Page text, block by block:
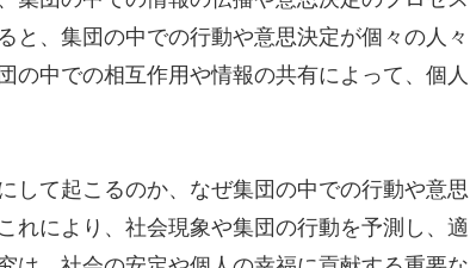
と、集団の中での行動や意思決定が個々の人々
の中での相互作用や情報の共有によって、個人
して起こるのか、なぜ集団の中での行動や意思
れにより、社会現象や集団の行動を予測し、適